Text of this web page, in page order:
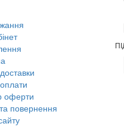
оферти
повернення